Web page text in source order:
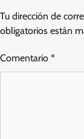
Tu dirección de
obligatorios están
Comentario *